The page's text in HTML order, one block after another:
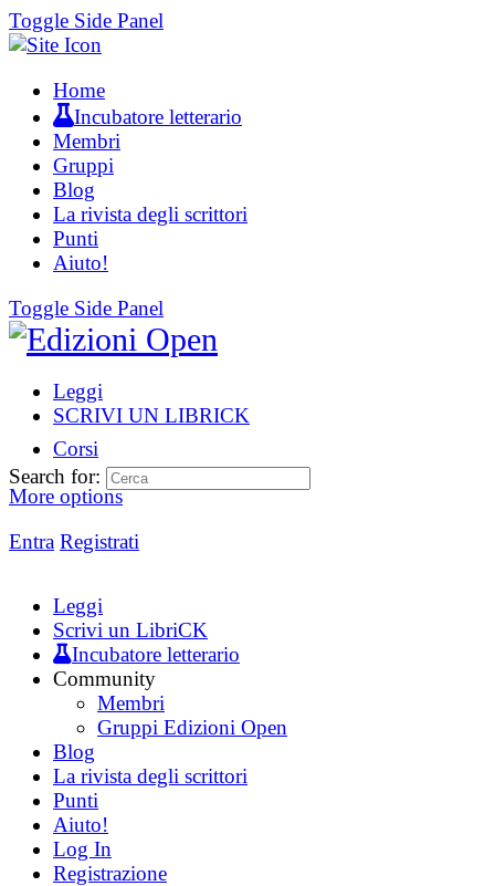
Toggle Side Panel
Home
Incubatore letterario
Membri
Gruppi
Blog
La rivista degli scrittori
Punti
Aiuto!
Toggle Side Panel
Leggi
SCRIVI UN LIBRICK
Corsi
More options
Entra Registrati
Search for:
Leggi
Scrivi un LibriCK
Incubatore letterario
Community
Membri
Gruppi Edizioni Open
Blog
La rivista degli scrittori
Punti
Aiuto!
Log In
Registrazione